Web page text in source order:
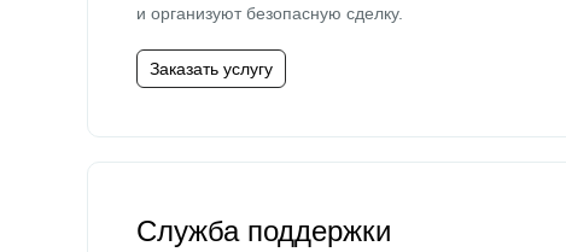
и организуют безопасную сделку.
Заказать услугу
Служба поддержки